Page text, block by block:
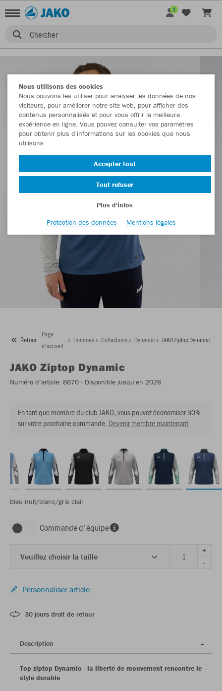
Chercher
1
Retour
Page
d'accueil
Hommes Collections Dynamic JAKO Ziptop Dynamic
JAKO Ziptop Dynamic
Numéro d’article: 8670 - Disponible jusqu'en 2028
En tant que membre du club JAKO, vous pouvez économiser 30%
sur votre prochaine commande. Devenir membre maintenant
bleu nuit/blanc/gris clair
Commande d'équipe
Veuillez choisir la taille
+
-
Personnaliser article
30 jours droit de retour
Description
Top ziptop Dynamic - la liberté de mouvement rencontre le
style durable
Nous utilisons des cookies
Nous pouvons les utiliser pour analyser les données de nos
visiteurs, pour améliorer notre site web, pour afficher des
contenus personnalisés et pour vous offrir la meilleure
expérience en ligne. Vous pouvez consulter vos paramètres
pour obtenir plus d'informations sur les cookies que nous
utilisons.
Accepter tout
Tout refuser
Plus d'infos
Protection des données
Mentions légales